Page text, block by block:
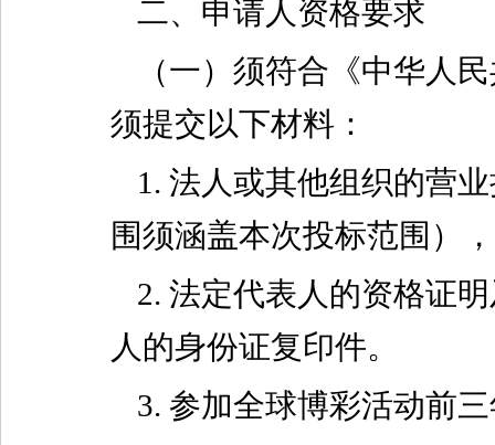
二、申请人资格要求
（一）须符合《中华人
须提交以下材料：
1. 法人或其他组织的营
围须涵盖本次投标范围）
2. 法定代表人的资格证
人的身份证复印件。
3. 参加全球博彩活动前